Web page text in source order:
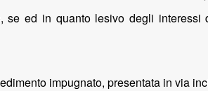
ed in quanto lesivo degli
impugnato, presentata in via